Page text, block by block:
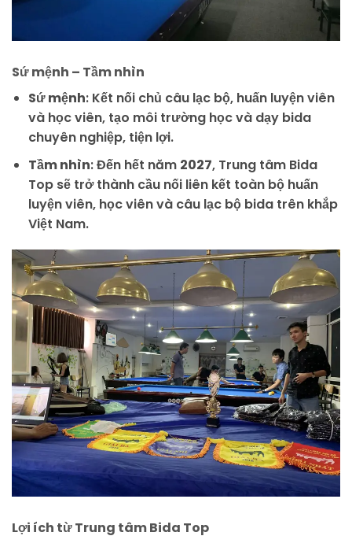
Sứ mệnh – Tầm nhìn
Sứ mệnh: Kết nối chủ câu lạc bộ, huấn luyện viên
và học viên, tạo môi trường học và dạy bida
chuyên nghiệp, tiện lợi.
Tầm nhìn: Đến hết năm 2027, Trung tâm Bida
Top sẽ trở thành cầu nối liên kết toàn bộ huấn
luyện viên, học viên và câu lạc bộ bida trên khắp
Việt Nam.
Lợi ích từ Trung tâm Bida Top